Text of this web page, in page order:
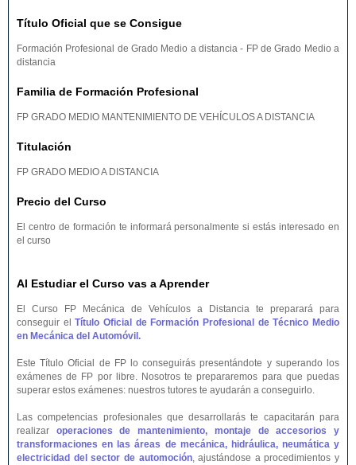
Título Oficial que se Consigue
Formación Profesional de Grado Medio a distancia - FP de Grado Medio a
distancia
Familia de Formación Profesional
FP GRADO MEDIO MANTENIMIENTO DE VEHÍCULOS A DISTANCIA
Titulación
FP GRADO MEDIO A DISTANCIA
Precio del Curso
El centro de formación te informará personalmente si estás interesado en
el curso
Al Estudiar el Curso vas a Aprender
El Curso FP Mecánica de Vehículos a Distancia te preparará para
conseguir elTítulo Oficial de Formación Profesional de Técnico Medio
en Mecánica del Automóvil.
Este Título Oficial de FP lo conseguirás presentándote y superando los
exámenes de FP por libre. Nosotros te prepararemos para que puedas
superar estos exámenes: nuestros tutores te ayudarán a conseguirlo.
Las competencias profesionales que desarrollarás te capacitarán para
realizar operaciones de mantenimiento, montaje de accesorios y
transformaciones en las áreas de mecánica, hidráulica, neumática y
electricidad del sector de automoción, ajustándose a procedimientos y